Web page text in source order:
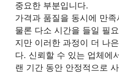
중요한 부분입니다.
가격과 품질을 동시에 만
물론 다소 시간을 들일 필
지만 이러한 과정이 더 나
다. 신뢰할 수 있는 업체에
랜 기간 동안 안정적으로